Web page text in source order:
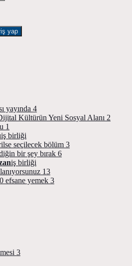
yap
yayında 4
Kültürün Yeni Sosyal Alanı 2
1
iş birliği
seçilecek bölüm 3
bir şey bırak 6
iş birliği
13
efsane yemek 3
3